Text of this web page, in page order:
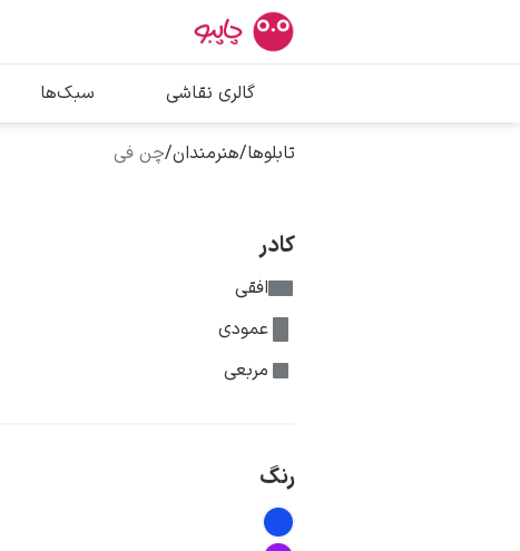
بیشترین
پیکاسو
تابلو بوسه
گالری نقاشی سبک‌ها
تابلوها/هنرمندان/چن فی
کادر
افقی
عمودی
مربعی
رنگ